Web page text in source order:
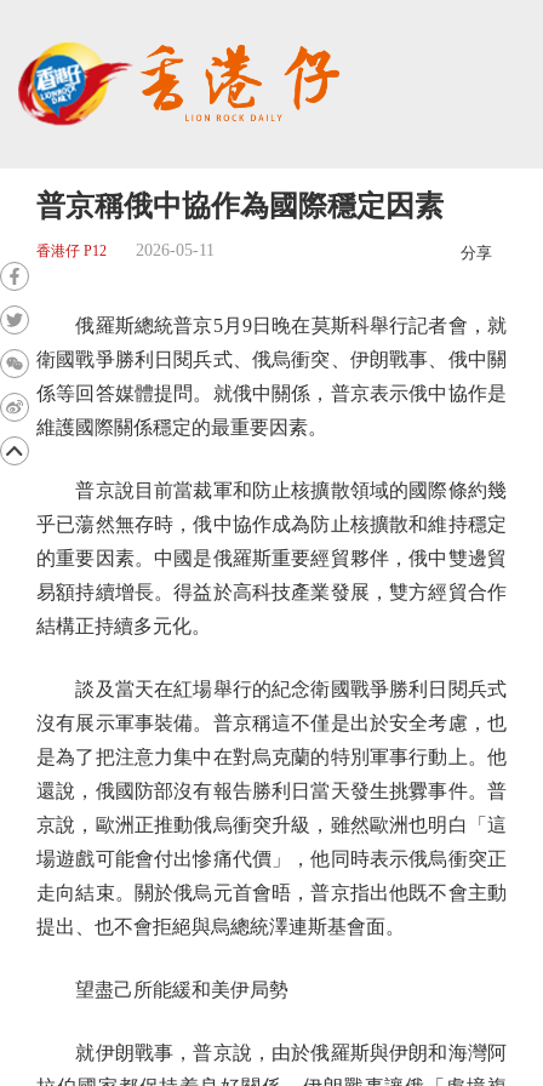
普京稱俄中協作為國際穩定因素
香港仔 P12 2026-05-11 分享
俄羅斯總統普京5月9日晚在莫斯科舉行記者會，就
衛國戰爭勝利日閱兵式、俄烏衝突、伊朗戰事、俄中關
係等回答媒體提問。就俄中關係，普京表示俄中協作是
維護國際關係穩定的最重要因素。
普京說目前當裁軍和防止核擴散領域的國際條約幾
乎已蕩然無存時，俄中協作成為防止核擴散和維持穩定
的重要因素。中國是俄羅斯重要經貿夥伴，俄中雙邊貿
易額持續增長。得益於高科技產業發展，雙方經貿合作
結構正持續多元化。
談及當天在紅場舉行的紀念衛國戰爭勝利日閱兵式
沒有展示軍事裝備。普京稱這不僅是出於安全考慮，也
是為了把注意力集中在對烏克蘭的特別軍事行動上。他
還說，俄國防部沒有報告勝利日當天發生挑釁事件。普
京說，歐洲正推動俄烏衝突升級，雖然歐洲也明白「這
場遊戲可能會付出慘痛代價」，他同時表示俄烏衝突正
走向結束。關於俄烏元首會晤，普京指出他既不會主動
提出、也不會拒絕與烏總統澤連斯基會面。
望盡己所能緩和美伊局勢
就伊朗戰事，普京說，由於俄羅斯與伊朗和海灣阿